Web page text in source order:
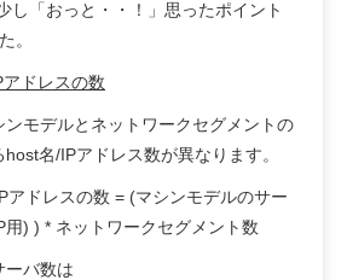
し「おっと・・！」思ったポイント
。
ドレスの数
ンモデルと ネットワークセグメントの
名/IPアドレス数が異なります。
アドレスの数 = (マシンモデルのサー
) ) * ネットワークセグメント数
バ数は